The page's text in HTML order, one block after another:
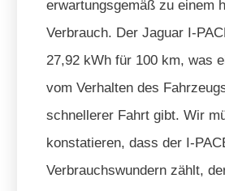
erwartungsgemäß zu einem
Verbrauch. Der Jaguar I-
27,92 kWh für 100 km, was
vom Verhalten des
schnellerer Fahrt gibt. Wir
konstatieren, dass der I-
Verbrauchswundern zählt,